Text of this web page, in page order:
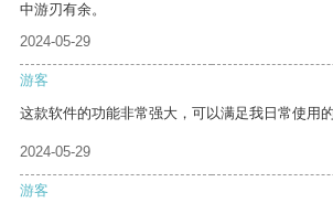
中游刃有余。
2024-05-29
游客
这款软件的功能非常强大，可以满足我日常使用的
2024-05-29
游客